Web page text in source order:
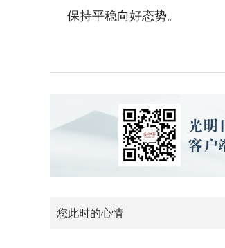
保持平稳向好态势。
您此时的心情